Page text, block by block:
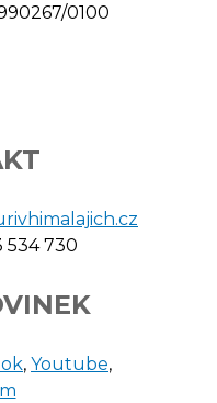
0100
534 730
, Youtube,